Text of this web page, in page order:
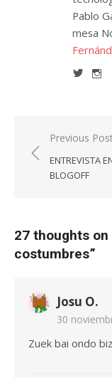
Pablo
mesa
Navegación
de
entradas
Previous Post
ENTREVISTA
BLOGOFF
27 thoughts on
costumbres”
Josu O.
30
Zuek bai ondo